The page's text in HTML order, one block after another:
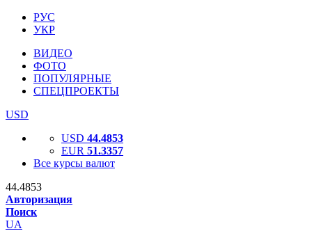
РУС
УКР
ВИДЕО
ФОТО
ПОПУЛЯРНЫЕ
СПЕЦПРОЕКТЫ
USD
USD 44.4853
EUR 51.3357
Все курсы валют
44.4853
Авторизация
Поиск
UA